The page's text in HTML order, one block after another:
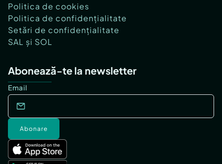
Politica de cookies
Politica de confidențialitate
Setări de confidențialitate
SAL și SOL
Abonează-te la newsletter
Email
Abonare